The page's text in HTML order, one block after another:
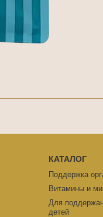
КАТАЛОГ
Поддержка
Витамины и
Для
детей